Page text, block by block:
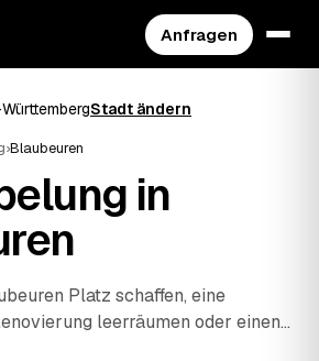
Anfragen
Stadt ändern
›Blaubeuren
in
Platz schaffen, eine
leerräumen oder einen
Sie Ihren Auftrag bei